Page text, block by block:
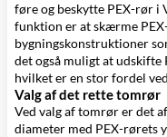
føre og beskytte PEX-rør
funktion er at skærme
bygningskonstruktioner
det også muligt at udskifte
hvilket er en stor fordel
Valg af det rette tomrør
Ved valg af tomrør er det
diameter med PEX-rørets